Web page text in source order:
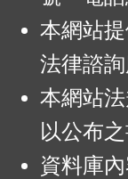
本網站
法律諮詢
本網站
以公布
資料庫